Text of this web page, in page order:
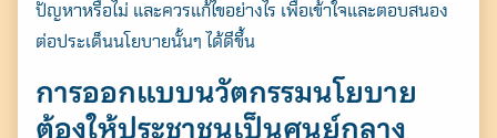
ปัญหาหรือไม่ และควรแก้ไขอย่างไร เพื่อเข้าใจและตอบสนอง
ต่อประเด็นนโยบายนั้นๆ ได้ดีขึ้น
การออกแบบนวัตกรรมนโยบาย